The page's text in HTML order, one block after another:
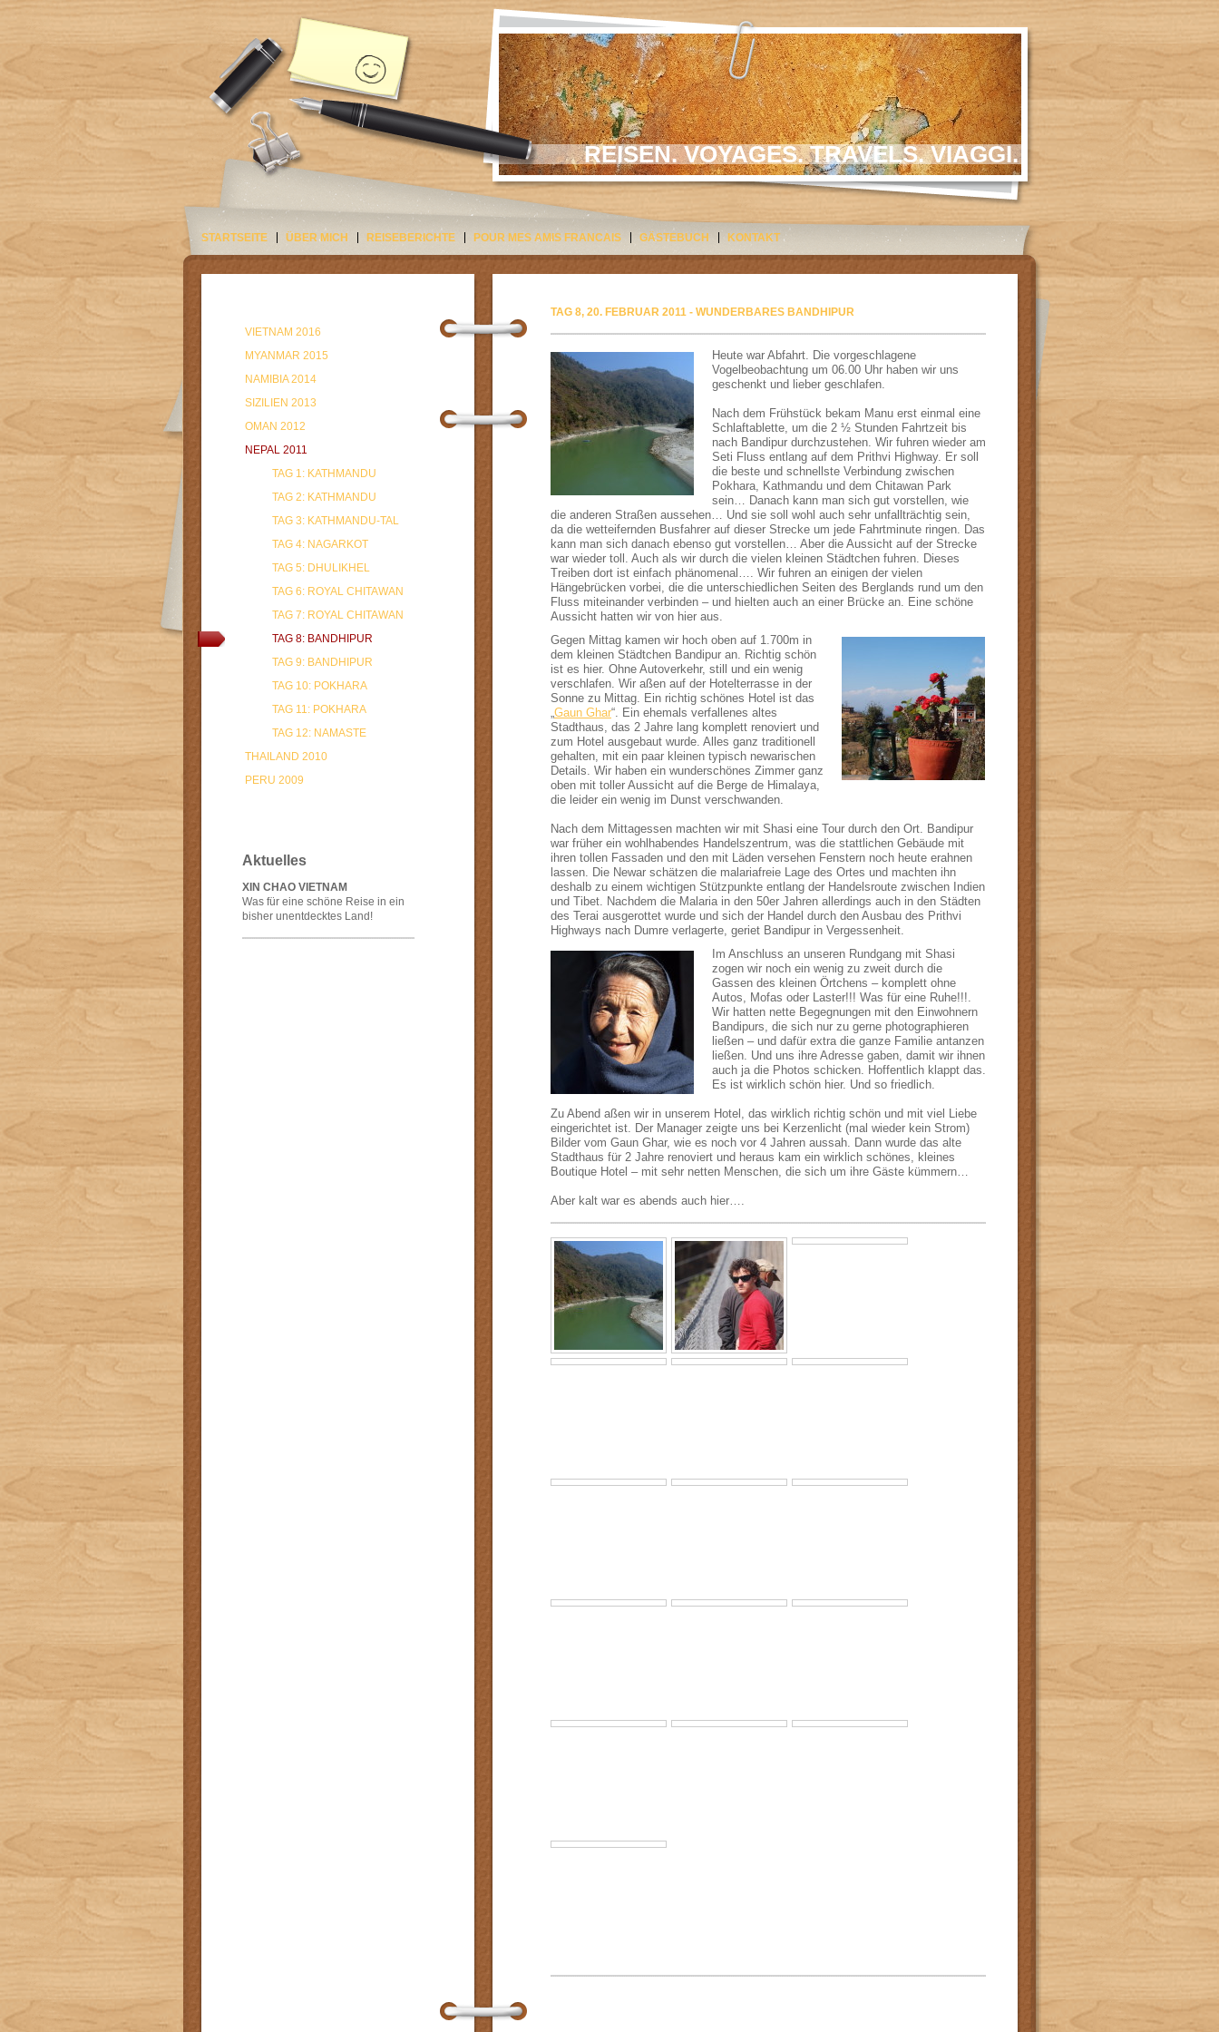
REISEN. VOYAGES. TRAVELS. VIAGGI.
STARTSEITE ÜBER MICH REISEBERICHTE POUR MES AMIS FRANCAIS GÄSTEBUCH KONTAKT
TAG 8, 20. FEBRUAR 2011 - WUNDERBARES BANDHIPUR
Heute war Abfahrt. Die vorgeschlagene
Vogelbeobachtung um 06.00 Uhr haben wir uns
geschenkt und lieber geschlafen.
Nach dem Frühstück bekam Manu erst einmal eine
Schlaftablette, um die 2 ½ Stunden Fahrtzeit bis
nach Bandipur durchzustehen. Wir fuhren wieder am
Seti Fluss entlang auf dem Prithvi Highway. Er soll
die beste und schnellste Verbindung zwischen
Pokhara, Kathmandu und dem Chitawan Park
sein… Danach kann man sich gut vorstellen, wie
die anderen Straßen aussehen… Und sie soll wohl auch sehr unfallträchtig sein,
da die wetteifernden Busfahrer auf dieser Strecke um jede Fahrtminute ringen. Das
kann man sich danach ebenso gut vorstellen… Aber die Aussicht auf der Strecke
war wieder toll. Auch als wir durch die vielen kleinen Städtchen fuhren. Dieses
Treiben dort ist einfach phänomenal…. Wir fuhren an einigen der vielen
Hängebrücken vorbei, die die unterschiedlichen Seiten des Berglands rund um den
Fluss miteinander verbinden – und hielten auch an einer Brücke an. Eine schöne
Aussicht hatten wir von hier aus.
Gegen Mittag kamen wir hoch oben auf 1.700m in
dem kleinen Städtchen Bandipur an. Richtig schön
ist es hier. Ohne Autoverkehr, still und ein wenig
verschlafen. Wir aßen auf der Hotelterrasse in der
Sonne zu Mittag. Ein richtig schönes Hotel ist das
„Gaun Ghar“. Ein ehemals verfallenes altes
Stadthaus, das 2 Jahre lang komplett renoviert und
zum Hotel ausgebaut wurde. Alles ganz traditionell
gehalten, mit ein paar kleinen typisch newarischen
Details. Wir haben ein wunderschönes Zimmer ganz
oben mit toller Aussicht auf die Berge de Himalaya,
die leider ein wenig im Dunst verschwanden.
Nach dem Mittagessen machten wir mit Shasi eine Tour durch den Ort. Bandipur
war früher ein wohlhabendes Handelszentrum, was die stattlichen Gebäude mit
ihren tollen Fassaden und den mit Läden versehen Fenstern noch heute erahnen
lassen. Die Newar schätzen die malariafreie Lage des Ortes und machten ihn
deshalb zu einem wichtigen Stützpunkte entlang der Handelsroute zwischen Indien
und Tibet. Nachdem die Malaria in den 50er Jahren allerdings auch in den Städten
des Terai ausgerottet wurde und sich der Handel durch den Ausbau des Prithvi
Highways nach Dumre verlagerte, geriet Bandipur in Vergessenheit.
Im Anschluss an unseren Rundgang mit Shasi
zogen wir noch ein wenig zu zweit durch die
Gassen des kleinen Örtchens – komplett ohne
Autos, Mofas oder Laster!!! Was für eine Ruhe!!!.
Wir hatten nette Begegnungen mit den Einwohnern
Bandipurs, die sich nur zu gerne photographieren
ließen – und dafür extra die ganze Familie antanzen
ließen. Und uns ihre Adresse gaben, damit wir ihnen
auch ja die Photos schicken. Hoffentlich klappt das.
Es ist wirklich schön hier. Und so friedlich.
Zu Abend aßen wir in unserem Hotel, das wirklich richtig schön und mit viel Liebe
eingerichtet ist. Der Manager zeigte uns bei Kerzenlicht (mal wieder kein Strom)
Bilder vom Gaun Ghar, wie es noch vor 4 Jahren aussah. Dann wurde das alte
Stadthaus für 2 Jahre renoviert und heraus kam ein wirklich schönes, kleines
Boutique Hotel – mit sehr netten Menschen, die sich um ihre Gäste kümmern…
Aber kalt war es abends auch hier….
VIETNAM 2016
MYANMAR 2015
NAMIBIA 2014
SIZILIEN 2013
OMAN 2012
NEPAL 2011
TAG 1: KATHMANDU
TAG 2: KATHMANDU
TAG 3: KATHMANDU-TAL
TAG 4: NAGARKOT
TAG 5: DHULIKHEL
TAG 6: ROYAL CHITAWAN
TAG 7: ROYAL CHITAWAN
TAG 8: BANDHIPUR
TAG 9: BANDHIPUR
TAG 10: POKHARA
TAG 11: POKHARA
TAG 12: NAMASTE
THAILAND 2010
PERU 2009
Aktuelles
XIN CHAO VIETNAM
Was für eine schöne Reise in ein
bisher unentdecktes Land!